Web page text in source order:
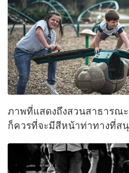
ภาพที่แสดงถึงสวนสาธารณ
ก็ควรที่จะมีสีหน้าท่าทางที่สนุ